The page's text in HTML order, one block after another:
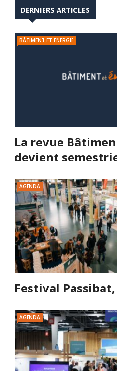
DERNIERS ARTICLES
BÂTIMENT ET ENERGIE
La revue
devient
AGENDA
Festival
AGENDA